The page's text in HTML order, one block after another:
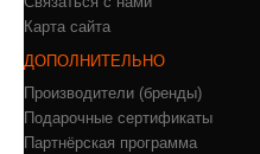
Карта сайта
ДОПОЛНИТЕЛЬНО
Производители (бренды)
Подарочные сертификаты
Партнёрская программа